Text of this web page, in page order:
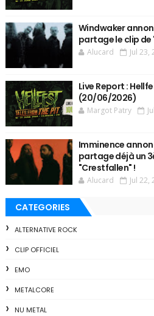
Windwaker
partage le clip de
Alucard Jul 23,
Live Report :
(20/06/2026)
Margot Patry
Imminence
partage déjà un
"Crestfallen" !
Alucard Jul 22,
CATEGORIES
ALTERNATIVE ROCK
CLIP OFFICIEL
EMO
METALCORE
NU METAL